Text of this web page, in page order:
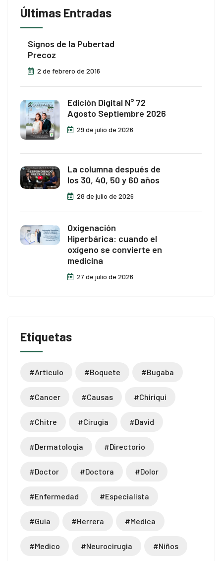
Últimas Entradas
Signos de la Pubertad
Precoz
2 de febrero de 2016
Edición Digital N° 72
Agosto Septiembre 2026
29 de julio de 2026
La columna después de
los 30, 40, 50 y 60 años
28 de julio de 2026
Oxigenación
Hiperbárica: cuando el
oxígeno se convierte en
medicina
27 de julio de 2026
Etiquetas
#articulo #boquete #bugaba
#cancer #causas #chiriqui
#chitre #cirugia #david
#dermatologia #directorio
#doctor #doctora #dolor
#enfermedad #especialista
#guia #herrera #medica
#medico #neurocirugia #niños